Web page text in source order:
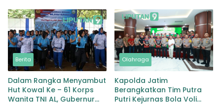
U-17 hingga Senior
Berita
Dalam Rangka Menyambut
Hut Kowal Ke – 61 Korps
Wanita TNI AL, Gubernur
Olahraga
Kapolda Jatim
Berangkatkan Tim Putra
Putri Kejurnas Bola Voli